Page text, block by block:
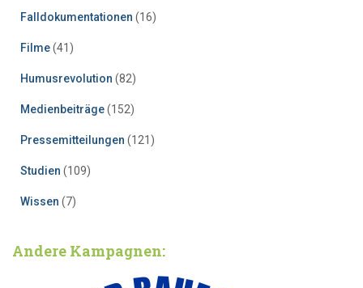
Falldokumentationen (16)
Filme(41)
Humusrevolution (82)
Medienbeiträge(152)
Pressemitteilungen (121)
Studien (109)
Wissen (7)
Andere Kampagnen: